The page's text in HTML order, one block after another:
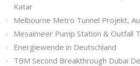
Katar
Melbourne Metro Tunnel Projekt,
Mesaimeer Pump Station & Outfall
Energiewende in Deutschland
TBM Second Breakthrough Dubai